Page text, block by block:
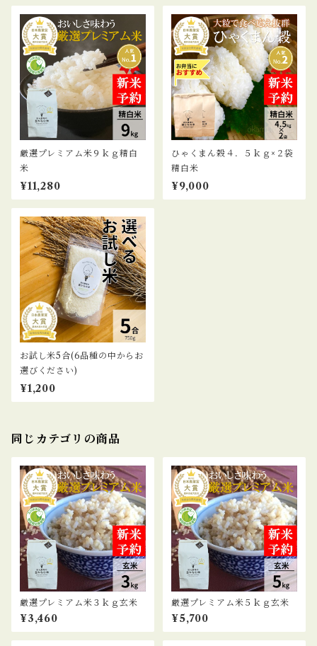
厳選プレミアム米９ｋｇ精白
米
¥11,280
ひゃくまん穀４．５ｋｇ×２袋
精白米
¥9,000
お試し米5合(6品種の中からお
選びください)
¥1,200
同じカテゴリの商品
厳選プレミアム米３ｋｇ玄米
¥3,460
厳選プレミアム米５ｋｇ玄米
¥5,700